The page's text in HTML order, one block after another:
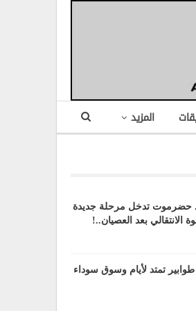
المزيد
حضرموت تدخل مرحلة جديدة
بعد العصيان..!
تمتد لأيام وسوق سوداء